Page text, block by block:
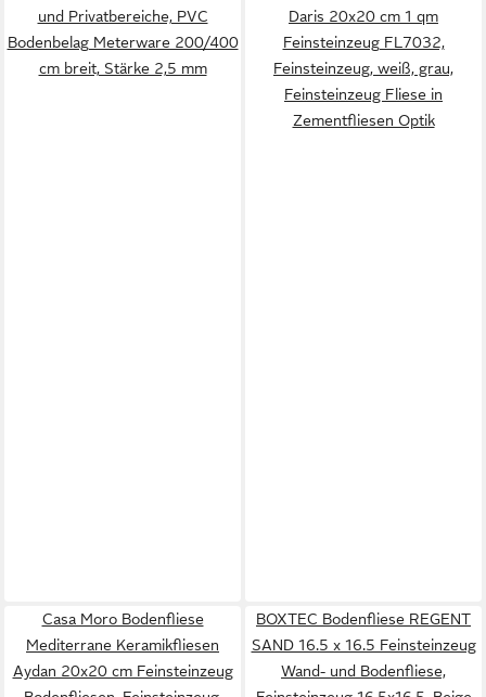
und Privatbereiche, PVC
Bodenbelag Meterware 200/400
cm breit, Stärke 2,5 mm
Daris 20x20 cm 1 qm
Feinsteinzeug FL7032,
Feinsteinzeug, weiß, grau,
Feinsteinzeug Fliese in
Zementfliesen Optik
Casa Moro Bodenfliese
Mediterrane Keramikfliesen
Aydan 20x20 cm Feinsteinzeug
BOXTEC Bodenfliese REGENT
SAND 16.5 x 16.5 Feinsteinzeug
Wand- und Bodenfliese,